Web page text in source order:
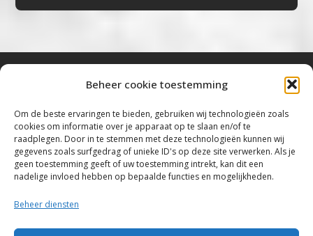
Beheer cookie toestemming
Om de beste ervaringen te bieden, gebruiken wij technologieën zoals
cookies om informatie over je apparaat op te slaan en/of te
raadplegen. Door in te stemmen met deze technologieën kunnen wij
gegevens zoals surfgedrag of unieke ID's op deze site verwerken. Als je
geen toestemming geeft of uw toestemming intrekt, kan dit een
nadelige invloed hebben op bepaalde functies en mogelijkheden.
Beheer diensten
“Voor de mooiste Blues, Rock, Roots &
Americana”
Copyright 2019 – 2026 Bluestown Music – All